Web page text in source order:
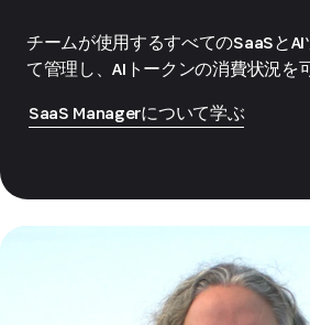
チームが使用するすべてのSaaSと
て管理し、AIトークンの消費状況を
SaaS Managerについて学ぶ